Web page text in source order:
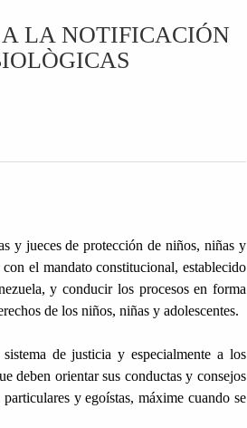
LA NOTIFICACIÓN
y jueces de protección de niños, niñas y
el mandato constitucional, establecido
y conducir los procesos en forma
de los niños, niñas y adolescentes.
de justicia y especialmente a los
deben orientar sus conductas y consejos
y egoístas, máxime cuando se